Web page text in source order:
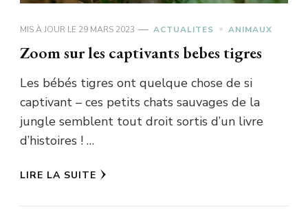
MIS À JOUR LE 29 MARS 2023 ACTUALITES ANIMAUX
Zoom sur les captivants bebes tigres
Les bébés tigres ont quelque chose de si
captivant – ces petits chats sauvages de la
jungle semblent tout droit sortis d’un livre
d’histoires ! …
LIRE LA SUITE